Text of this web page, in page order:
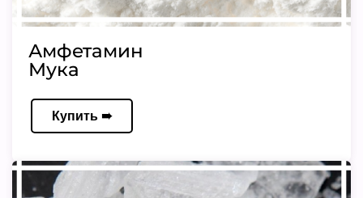
Амфетамин
Мука
Купить ➠